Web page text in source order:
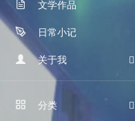
朋友们
朝花夕拾
摄影图册
摄影历程
文学作品
日常小记
关于我
我的故事
时光机
分类